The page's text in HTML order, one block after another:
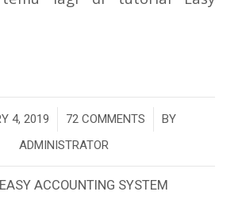
4, 2019
/ 72 COMMENTS
/
BY
ADMINISTRATOR
EASY ACCOUNTING SYSTEM